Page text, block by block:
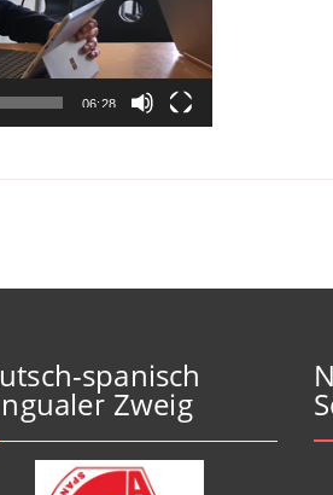
06:28
spanisch
Zweig